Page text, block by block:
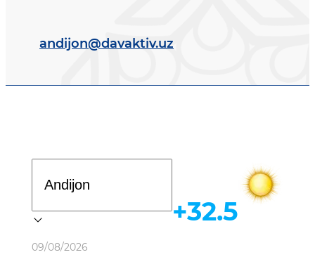
andijon@davaktiv.uz
Ob-havo
09/08/2026
+32.5